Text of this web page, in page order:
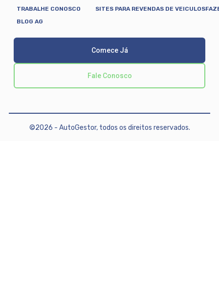
TRABALHE CONOSCO
BLOG AG
SITES PARA REVENDAS DE VEICULOS
Comece Já
Fale Conosco
©2026 - AutoGestor, todos os direitos reservados.